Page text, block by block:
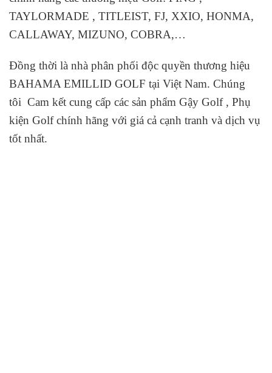
TAYLORMADE , TITLEIST, FJ, XXIO, HONMA,
CALLAWAY, MIZUNO, COBRA,…
Đồng thời là nhà phân phối độc quyền thương hiệu
BAHAMA EMILLID GOLF tại Việt Nam. Chúng
tôi Cam kết cung cấp các sản phẩm Gậy Golf , Phụ
kiện Golf chính hãng với giá cả cạnh tranh và dịch vụ
tốt nhất.